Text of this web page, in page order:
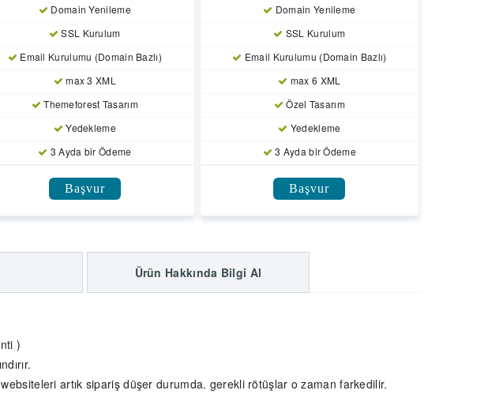
Domain Yenileme
SSL Kurulum
Email Kurulumu (Domain Bazlı)
max 3 XML
Themeforest Tasarım
Yedekleme
3 Ayda bir Ödeme
Başvur
Domain Yenileme
SSL Kurulum
Email Kurulumu (Domain Bazlı)
max 6 XML
Özel Tasarım
Yedekleme
3 Ayda bir Ödeme
Başvur
Ürün Hakkında Bilgi Al
)
artık sipariş düşer durumda. gerekli rötüşlar o zaman farkedilir.